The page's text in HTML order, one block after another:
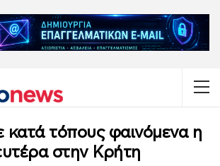
κατά τόπους φαινόμενα η
στην Κρήτη